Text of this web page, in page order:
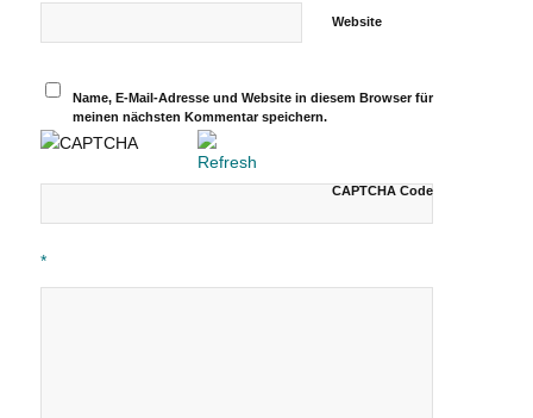
Website
Name, E-Mail-Adresse und Website in diesem Browser für
meinen nächsten Kommentar speichern.
CAPTCHA Code
*